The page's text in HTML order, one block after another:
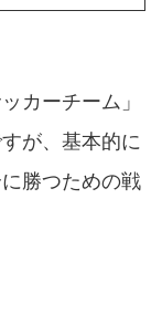
カーチーム」
が、基本的に
勝つための戦